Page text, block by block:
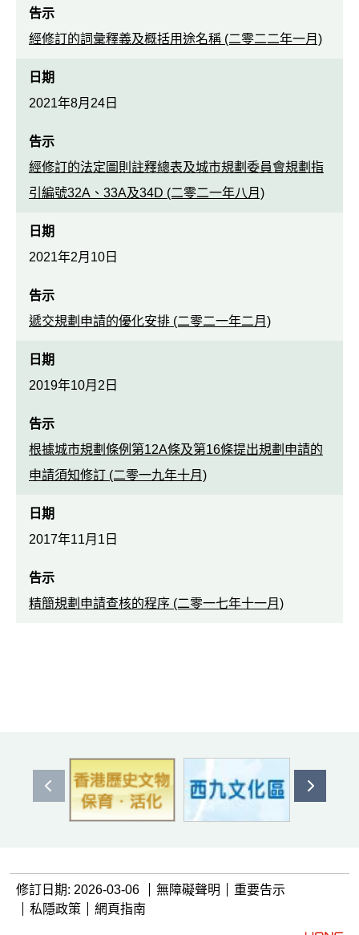
告示
經修訂的詞彙釋義及概括用途名稱 (二零二二年一月)
日期
2021年8月24日
告示
經修訂的法定圖則註釋總表及城市規劃委員會規劃指
引編號32A、33A及34D (二零二一年八月)
日期
2021年2月10日
告示
遞交規劃申請的優化安排 (二零二一年二月)
日期
2019年10月2日
告示
根據城市規劃條例第12A條及第16條提出規劃申請的
申請須知修訂 (二零一九年十月)
日期
2017年11月1日
告示
精簡規劃申請查核的程序 (二零一七年十一月)
上一個 下一個
修訂日期: 2026-03-06 無障礙聲明
重要告示
私隱政策
網頁指南